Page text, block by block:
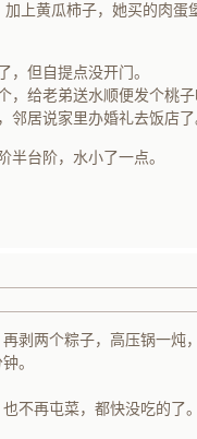
上黄瓜柿子，她买的肉
，但自提点没开门。
给老弟送水顺便发个桃子
居说家里办婚礼去饭店了
半台阶，水小了一点。
剥两个粽子，高压锅一炖
。
不再屯菜，都快没吃的了。